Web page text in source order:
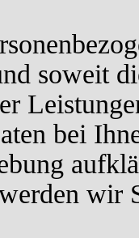
soweit
bei
wir